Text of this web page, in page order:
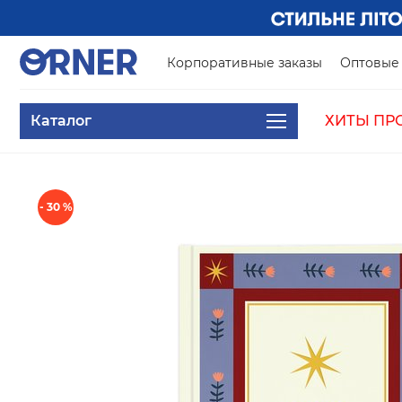
Корпоративные заказы Оптовые
Каталог ХИТЫ
- 30 %